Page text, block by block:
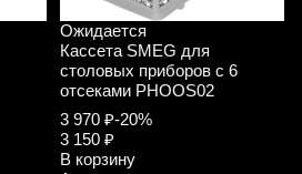
Ожидается
Кассета SMEG для
столовых приборов с 6
отсеками PHOOS02
3 970 ₽-20%
3 150 ₽
В корзину